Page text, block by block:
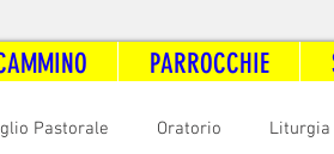
PARROCCHIE
Pastorale Oratorio Liturgia